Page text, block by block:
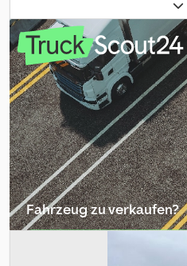
SWA48(R918) Codpfxjznv Hgo Acgjrf
Fahrzeug zu verkaufen?